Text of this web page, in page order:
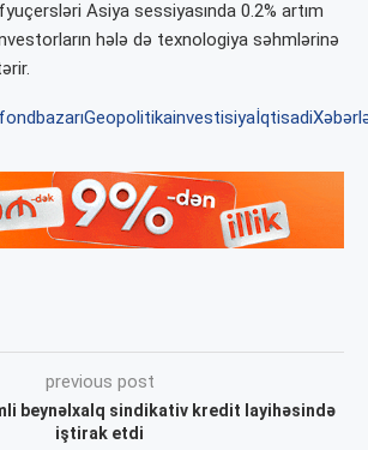
Asiya sessiyasında 0.2% artım
hələ də texnologiya səhmlərinə
fondbazarıGeopolitikainvestisiya
previous post
beynəlxalq sindikativ kredit layihəsində
iştirak etdi